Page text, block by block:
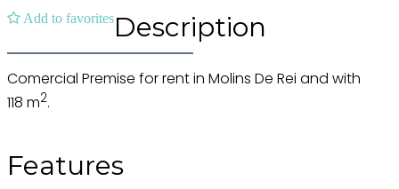
Add to favoritesDescription
Comercial Premise for rent in Molins De Rei and with
118 m2.
Features